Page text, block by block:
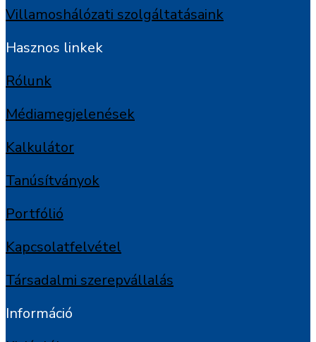
Villamoshálózati szolgáltatásaink
Hasznos linkek
Rólunk
Médiamegjelenések
Kalkulátor
Tanúsítványok
Portfólió
Kapcsolatfelvétel
Társadalmi szerepvállalás
Információ